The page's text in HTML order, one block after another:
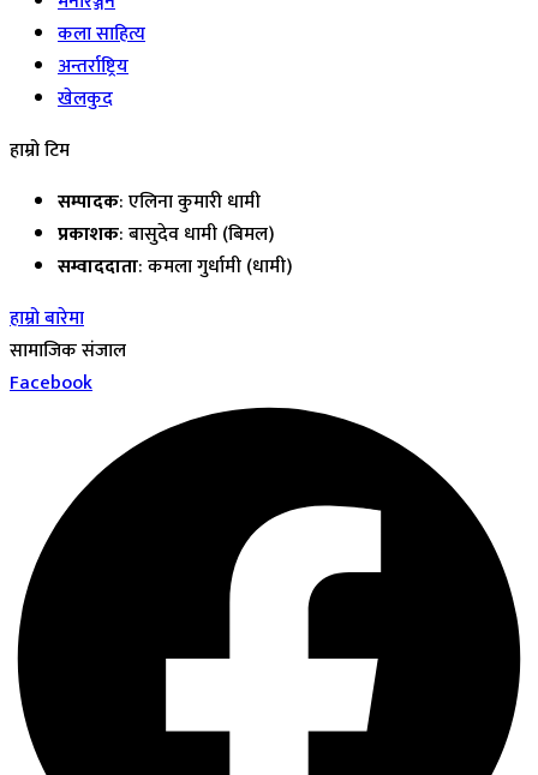
कला साहित्य
अन्तर्राष्ट्रिय
खेलकुद
हाम्रो टिम
सम्पादक: एलिना कुमारी धामी
प्रकाशक: बासुदेव धामी (बिमल)
सम्वाददाता: कमला गुर्धामी (धामी)
हाम्रो बारेमा
सामाजिक संजाल
Facebook